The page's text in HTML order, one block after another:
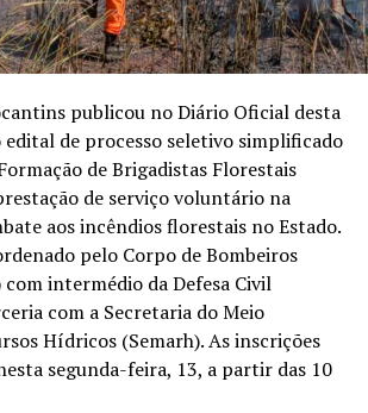
publicou no Diário Oficial desta
edital de processo seletivo simplificado
de Brigadistas Florestais
de serviço voluntário na
aos incêndios florestais no Estado.
pelo Corpo de Bombeiros
intermédio da Defesa Civil
com a Secretaria do Meio
Hídricos (Semarh). As inscrições
segunda-feira, 13, a partir das 10